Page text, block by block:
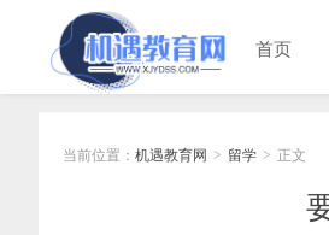
首页
当前位置： 机遇教育网 > 留学 > 正文